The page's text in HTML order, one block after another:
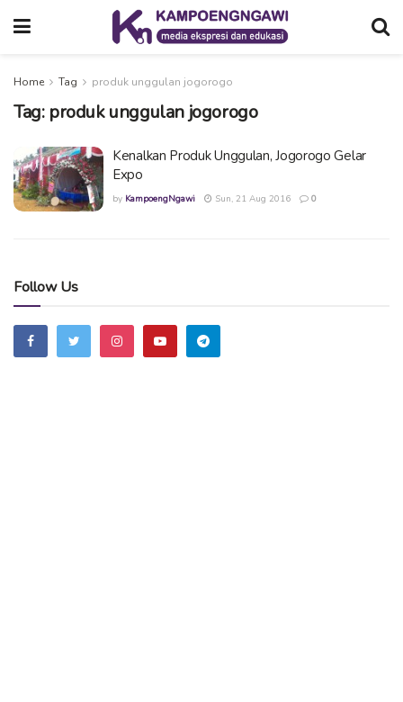
Home Tag produk unggulan jogorogo
Tag: produk unggulan jogorogo
Kenalkan Produk Unggulan, Jogorogo Gelar
Expo
by KampoengNgawi Sun, 21 Aug 2016 0
Follow Us